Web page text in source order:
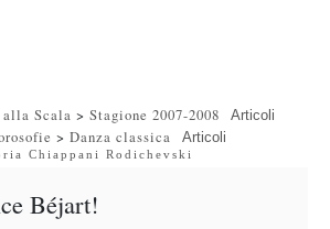
alla Scala > Stagione 2007-2008 Articoli
> Danza classica Articoli
Chiappani Rodichevski
Béjart!